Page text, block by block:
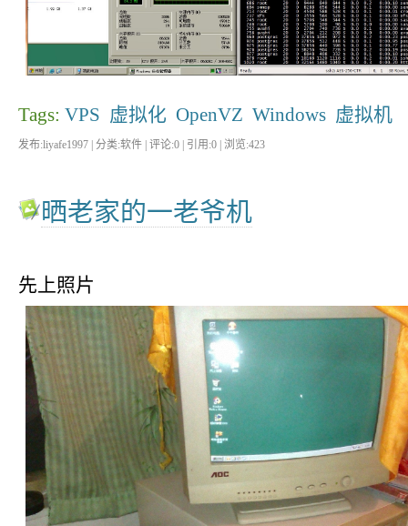
Tags: VPS 虚拟化 OpenVZ Windows 虚拟机
发布:liyafe1997 | 分类:软件 | 评论:0 | 引用:0 | 浏览:423
晒老家的一老爷机
先上照片